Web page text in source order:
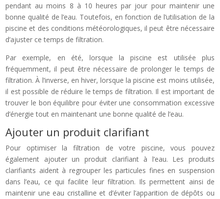
pendant au moins 8 à 10 heures par jour pour maintenir une
bonne qualité de l’eau. Toutefois, en fonction de l’utilisation de la
piscine et des conditions météorologiques, il peut être nécessaire
d’ajuster ce temps de filtration.
Par exemple, en été, lorsque la piscine est utilisée plus
fréquemment, il peut être nécessaire de prolonger le temps de
filtration. À l’inverse, en hiver, lorsque la piscine est moins utilisée,
il est possible de réduire le temps de filtration. Il est important de
trouver le bon équilibre pour éviter une consommation excessive
d’énergie tout en maintenant une bonne qualité de l’eau.
Ajouter un produit clarifiant
Pour optimiser la filtration de votre piscine, vous pouvez
également ajouter un produit clarifiant à l’eau. Les produits
clarifiants aident à regrouper les particules fines en suspension
dans l’eau, ce qui facilite leur filtration. Ils permettent ainsi de
maintenir une eau cristalline et d’éviter l’apparition de dépôts ou